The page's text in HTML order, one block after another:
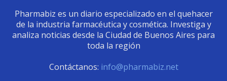
Pharmabiz es un diario especializado en el quehacer
de la industria farmacéutica y cosmética. Investiga y
analiza noticias desde la Ciudad de Buenos Aires para
toda la región
Contáctanos: info@pharmabiz.net